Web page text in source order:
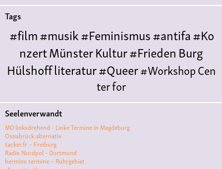
Tags
#film#musik#Feminismus#antifa#Ko
nzertMünsterKultur#FriedenBurg
Hülshoffliteratur#Queer#WorkshopCen
ter for
LiteraturePolyamoriePolytreff#liveKonzert
Polyamorietreff
MonogamieCNM#jazz#vortrag
ismuskunstantisemitismus
Seelenverwandt
MD linksdrehend - Linke Termine in Magdeburg
Osnabrück alternativ
tacker.fr – Freiburg
Radio Nordpol - Dortmund
hermine termine – Ruhrgebiet